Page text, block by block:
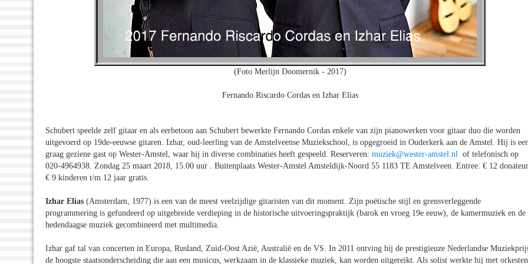
(Foto Merlijn Doomernik - 2017)
Fernando Riscardo Cordas en Izhar Elias
Schubert speelde zelf gitaar en als eerbetoon aan Schubert bewerkte Fernando Cordas enkele van zijn pianowerken voor gitaar duo die worden
uitgevoerd op 19de-eeuwse gitaren. Izhar, oud-leerling van de Amstelveense Muziekschool, is opgegroeid in Ouderkerk aan de Amstel. Hij is een
graag geziene gast op Wester-Amstel, waar hij in diverse combinaties heeft gespeeld. Reserveren: muziek@wester-amstel.nl of telefonisch op
020-4964938. Zondag 25 maart 2018, 15.00 uur . Buitenplaats Wester-Amstel Amsteldijk-Noord 55 1183 TE Amstelveen . Entree: € 12
€ 9 kinderen t/m 12 jaar gratis.
Izhar Elias (Amsterdam, 1977) is een van de meest veelzijdige gitaristen van dit moment. Zijn poëtische stijl en grensverleggende
programmering is gefundeerd op uitgebreide verdieping in de historische uitvoeringspraktijk (barok en vroeg 19e eeuw), de kamermuziek en de
hedendaagse muziek gecombineerd met multimedia.
Izhar gaf tal van concerten in Europa, Rusland, Zuid-Oost Azië, Australië en de VS. In 2011 ontving hij de prestigieuze Nederlandse
de hoogste staatsonderscheiding die aan een musicus, werkzaam in de klassieke muziek, kan worden uitgereikt. Als solist werkte hij met orkesten